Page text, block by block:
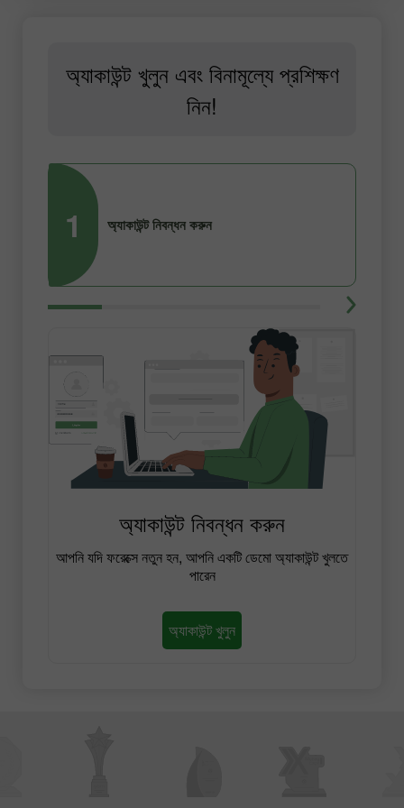
অ্যাকাউন্ট খুলুন এবং বিনামূল্যে প্রশিক্ষণ
নিন!
1 অ্যাকাউন্ট নিবন্ধন করুন
অ্যাকাউন্ট নিবন্ধন করুন
আপনি যদি ফরেক্সে নতুন হন, আপনি একটি ডেমো অ্যাকাউন্ট খুলতে
পারেন
অ্যাকাউন্ট খুলুন